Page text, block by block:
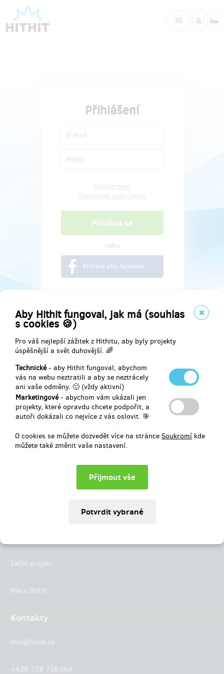
Aby Hithit fungoval, jak má (souhlas
s cookies 🍪)
Pro váš nejlepší zážitek z Hithitu, aby byly projekty
úspěšnější a svět duhovější. 🌈
Technické- aby Hithit fungoval, abychom
vás na webu neztratili a aby se neztrácely
ani vaše odměny. 🙂 (vždy aktivní)
Marketingové- abychom vám ukázali jen
projekty, které opravdu chcete podpořit, a
autoři dokázali co nejvíce z vás oslovit. 🎯
O cookies se můžete dozvedět více na stránce Soukromí kde
můžete také změnit vaše nastavení.
Přihlášení
nebo
Přihlásit přes facebook
Najdete nás na
Začni projekt
Vše o Hithit
Kontakty
info@hithit.cz
+420 778 738 664